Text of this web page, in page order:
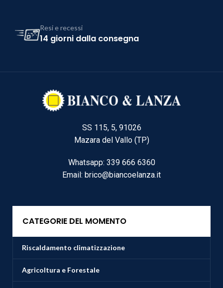
Resi e recessi
14 giorni dalla consegna
SS 115, 5, 91026
Mazara del Vallo (TP)
Whatsapp: 339 666 6360
Email: brico@biancoelanza.it
CATEGORIE DEL MOMENTO
Riscaldamento climatizzazione
Agricoltura e Forestale